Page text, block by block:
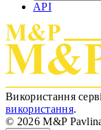
API
Використання
використання.
© 2026 M&P